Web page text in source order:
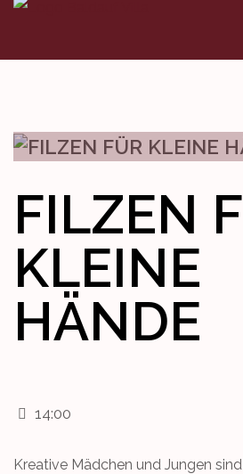
KONTAKT
FILZEN
KLEINE
HÄNDE
14:00
Kreative Mädchen und Jungen